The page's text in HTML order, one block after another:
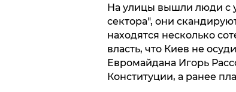
На улицы вышли люди с
сектора", они
находятся несколько
власть, что Киев не
Евромайдана Игорь
Конституции, а ранее